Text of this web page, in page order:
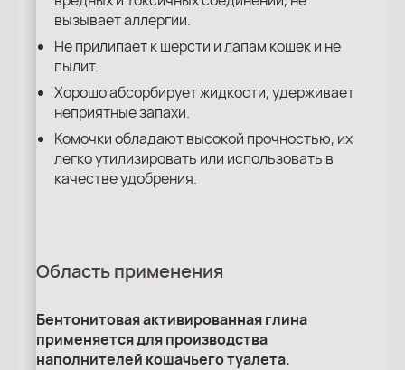
вызывает аллергии.
Не прилипает к шерсти и лапам кошек и не
пылит.
Хорошо абсорбирует жидкости, удерживает
неприятные запахи.
Комочки обладают высокой прочностью, их
легко утилизировать или использовать в
качестве удобрения.
Область применения
Бентонитовая активированная глина
применяется для производства
наполнителей кошачьего туалета.